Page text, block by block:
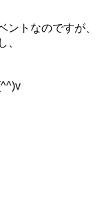
ントなのですが、
、